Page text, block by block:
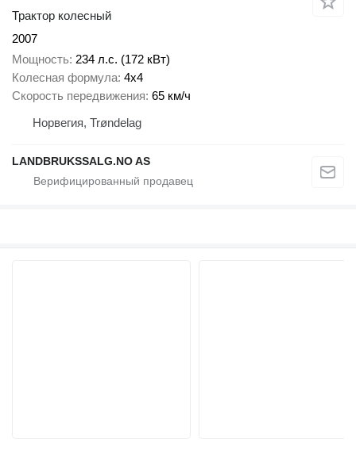
Трактор колесный
2007
Мощность 234 л.с. (172 кВт)
Колесная формула 4x4
Скорость передвижения 65 км/ч
Норвегия, Trøndelag
LANDBRUKSSALG.NO AS